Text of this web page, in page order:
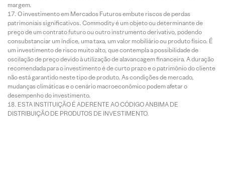
margem.
O investimento em Mercados Futuros embute riscos de perdas
patrimoniais significativos. Commodity é um objeto ou determinante de
preço de um contrato futuro ou outro instrumento derivativo, podendo
consubstanciar um índice, uma taxa, um valor mobiliário ou produto físico. É
um investimento de risco muito alto, que contempla a possibilidade de
oscilação de preço devido à utilização de alavancagem financeira. A duração
recomendada para o investimento é de curto prazo e o patrimônio do cliente
não está garantido neste tipo de produto. As condições de mercado,
mudanças climáticas e o cenário macroeconômico podem afetar o
desempenho do investimento.
ESTA INSTITUIÇÃO É ADERENTE AO CÓDIGO ANBIMA DE
DISTRIBUIÇÃO DE PRODUTOS DE INVESTIMENTO.